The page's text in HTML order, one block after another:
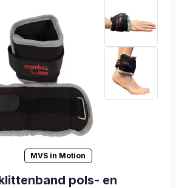
MVS in Motion
pols- en